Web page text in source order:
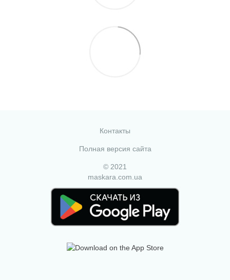
Контакты
Полная версия сайта
© 2021
maskara.com.ua